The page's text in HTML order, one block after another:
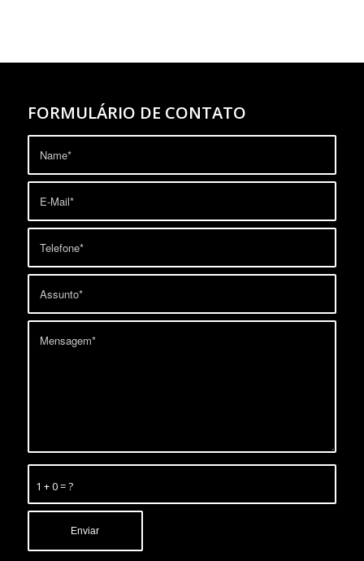
FORMULÁRIO DE CONTATO
1 + 0 = ?